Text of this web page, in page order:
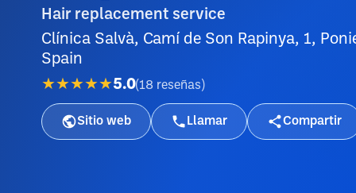
Hair replacement service
Clínica Salvà, Camí de Son Rapinya, 1,
Spain
★★★★★5.0(18 reseñas )
Sitio web Llamar Compartir